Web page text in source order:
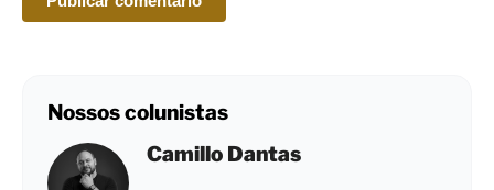
Nossos colunistas
Camillo Dantas